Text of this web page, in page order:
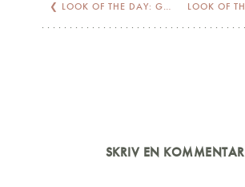
❮ LOOK OF THE DAY: GREY OR GREEN?
SKRIV EN KOMMENTAR